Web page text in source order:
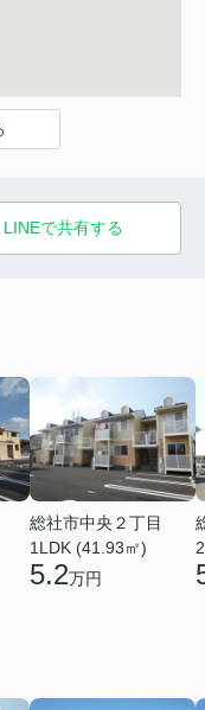
LINEで共有する
総社市中央２丁目
1LDK (41.93㎡)
5.2万円